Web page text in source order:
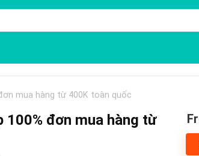
mua hàng từ 400K toàn quốc
100% đơn mua hàng từ